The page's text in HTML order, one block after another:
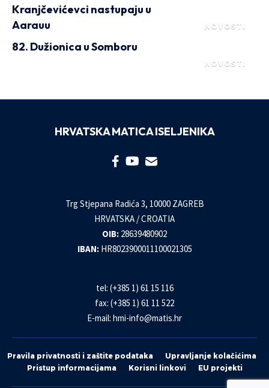
NOVOSTI
Kranjčevićevci nastupaju u
Aarauu
NOVOSTI
82. Dužionica u Somboru
HRVATSKA MATICA ISELJENIKA
Trg Stjepana Radića 3, 10000 ZAGREB
HRVATSKA / CROATIA
OIB: 28639480902
IBAN: HR8023900011100021305
tel: (+385 1) 61 15 116
fax: (+385 1) 61 11 522
E-mail: hmi-info@matis.hr
Pravila privatnosti i zaštite podataka
Upravljanje kolačićima
Pristup informacijama
Korisni linkovi EU projekti